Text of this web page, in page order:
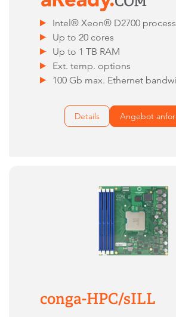
Intel® Xeon® D2700
Up to 20 cores
Up to 1 TB RAM
Ext. temp. options
100 Gb max. Ethernet
Details Angebot
conga-HPC/sILL